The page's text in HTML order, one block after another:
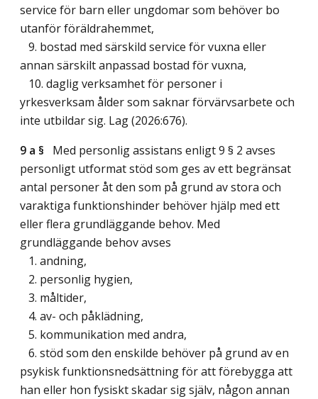
service för barn eller ungdomar som behöver bo
utanför föräldrahemmet,
9. bostad med särskild service för vuxna eller
annan särskilt anpassad bostad för vuxna,
10. daglig verksamhet för personer i
yrkesverksam ålder som saknar förvärvsarbete och
inte utbildar sig. Lag (2026:676).
9 a § Med personlig assistans enligt 9 § 2 avses
personligt utformat stöd som ges av ett begränsat
antal personer åt den som på grund av stora och
varaktiga funktionshinder behöver hjälp med ett
eller flera grundläggande behov. Med
grundläggande behov avses
1. andning,
2. personlig hygien,
3. måltider,
4. av- och påklädning,
5. kommunikation med andra,
6. stöd som den enskilde behöver på grund av en
psykisk funktionsnedsättning för att förebygga att
han eller hon fysiskt skadar sig själv, någon annan